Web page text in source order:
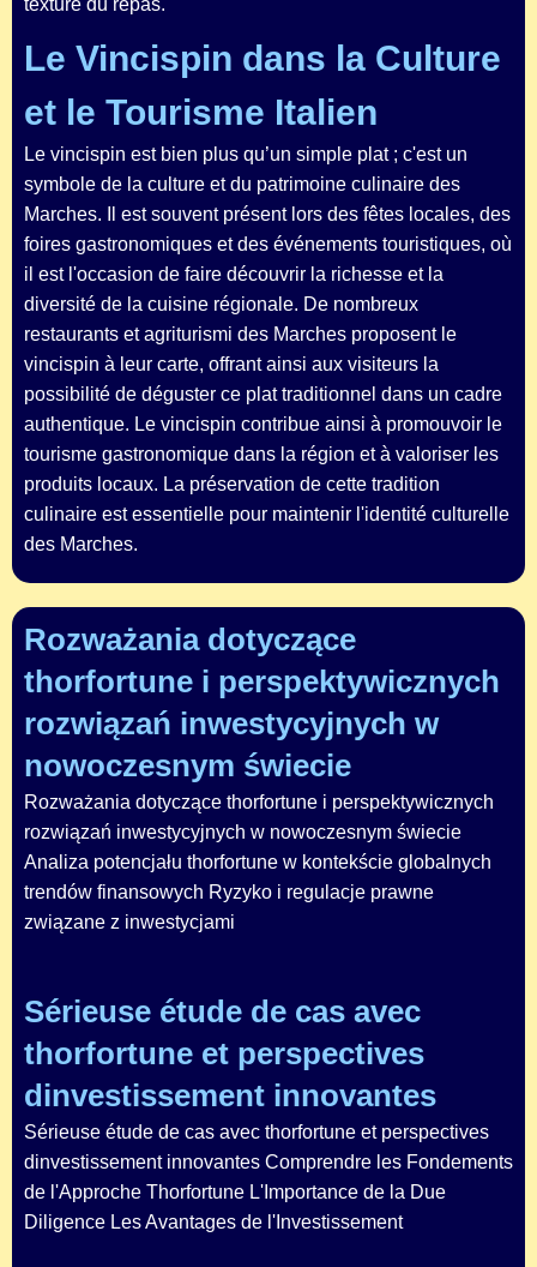
Le Vincispin dans la Culture
et le Tourisme Italien
Le vincispin est bien plus qu’un simple plat ; c'est un
symbole de la culture et du patrimoine culinaire des
Marches. Il est souvent présent lors des fêtes locales, des
foires gastronomiques et des événements touristiques, où
il est l'occasion de faire découvrir la richesse et la
diversité de la cuisine régionale. De nombreux
restaurants et agriturismi des Marches proposent le
vincispin à leur carte, offrant ainsi aux visiteurs la
possibilité de déguster ce plat traditionnel dans un cadre
authentique. Le vincispin contribue ainsi à promouvoir le
tourisme gastronomique dans la région et à valoriser les
produits locaux. La préservation de cette tradition
culinaire est essentielle pour maintenir l'identité culturelle
des Marches.
Rozważania dotyczące
thorfortune i perspektywicznych
rozwiązań inwestycyjnych w
nowoczesnym świecie
Rozważania dotyczące thorfortune i perspektywicznych
rozwiązań inwestycyjnych w nowoczesnym świecie
Analiza potencjału thorfortune w kontekście globalnych
trendów finansowych Ryzyko i regulacje prawne
związane z inwestycjami
Sérieuse étude de cas avec
thorfortune et perspectives
dinvestissement innovantes
Sérieuse étude de cas avec thorfortune et perspectives
dinvestissement innovantes Comprendre les Fondements
de l'Approche Thorfortune L'Importance de la Due
Diligence Les Avantages de l'Investissement